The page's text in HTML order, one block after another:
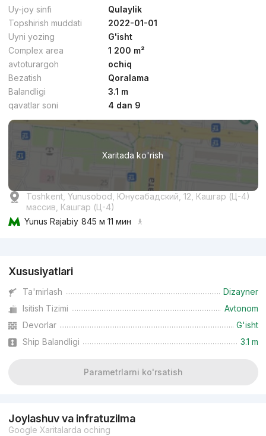
Uy-joy sinfi
Qulaylik
Topshirish muddati
2022-01-01
Uyni yozing
G'isht
Complex area
1 200 m²
avtoturargoh
ochiq
Bezatish
Qoralama
Balandligi
3.1 m
qavatlar soni
4 dan 9
Xaritada ko'rish
Toshkent, Yunusobod, Юнусабадский, 12, Кашгар (Ц-4)
массив, Кашгар (Ц-4)
Yunus Rajabiy 845 м 11 мин
Xususiyatlari
Ta'mirlash
Dizayner
Isitish Tizimi
Avtonom
Devorlar
G'isht
Ship Balandligi
3.1 m
Parametrlarni ko'rsatish
Joylashuv va infratuzilma
Google Xaritalarda oching